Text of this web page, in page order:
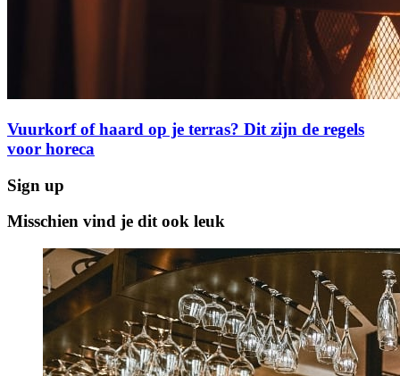
Vuurkorf of haard op je terras? Dit zijn de regels
voor horeca
Sign up
Misschien vind je dit ook leuk